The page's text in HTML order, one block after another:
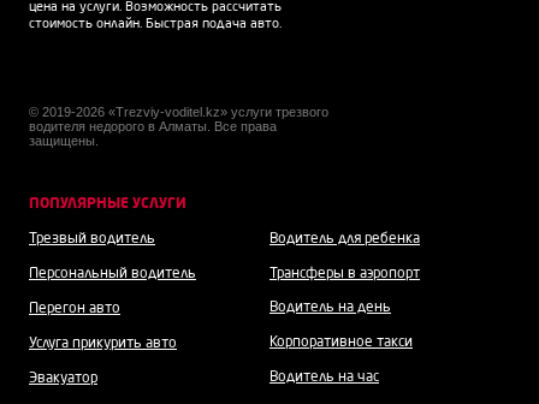
цена на услуги. Возможность рассчитать
стоимость онлайн. Быстрая подача авто.
© 2019-2026 «Trezviy-voditel.kz» услуги трезвого
водителя недорого в Алматы. Все права
защищены.
ПОПУЛЯРНЫЕ УСЛУГИ
Трезвый водитель
Персональный водитель
Перегон авто
Услуга прикурить авто
Эвакуатор
Водитель для ребенка
Трансферы в аэропорт
Водитель на день
Корпоративное такси
Водитель на час